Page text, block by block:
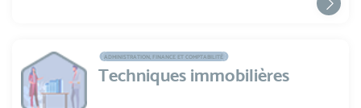
ADMINISTRATION, FINANCE ET COMPTABILITÉ
Techniques immobilières